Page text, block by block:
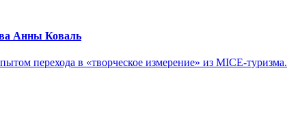
Анны Коваль
перехода в «творческое измерение» из MICE-туризма.